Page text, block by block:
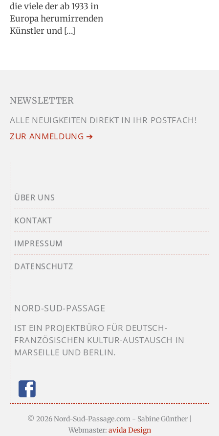
die viele der ab 1933 in
Europa herumirrenden
Künstler und […]
NEWSLETTER
ALLE NEUIGKEITEN DIREKT IN IHR POSTFACH!
ZUR ANMELDUNG ➔
ÜBER UNS
KONTAKT
IMPRESSUM
DATENSCHUTZ
NORD-SUD-PASSAGE
IST EIN PROJEKTBÜRO FÜR DEUTSCH-
FRANZÖSISCHEN KULTUR-AUSTAUSCH IN
MARSEILLE UND BERLIN.
© 2026 Nord-Sud-Passage.com - Sabine Günther |
Webmaster: avida Design